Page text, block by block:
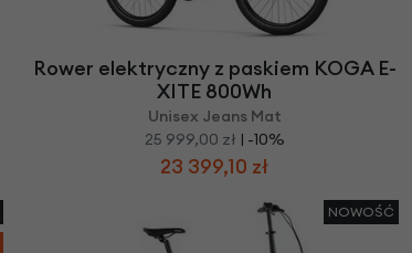
Rower elektryczny z paskiem KOGA E-
XITE 800Wh
Unisex Jeans Mat
25 999,00 zł | -10%
23 399,10 zł
NOWOŚĆ